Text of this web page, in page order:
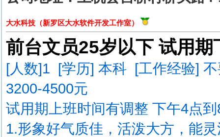
大水科技（新罗区大水软件开发工作室）
前台文员25岁以下 试用期
[人数]1 [学历] 本科 [工作经验]
3200-4500元
试用期上班时间有调整 下午4点
1.形象好气质佳，活泼大方，能